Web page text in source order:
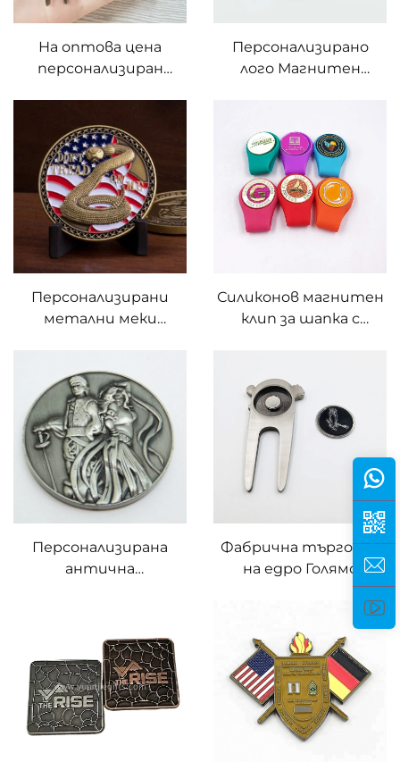
На оптова цена
персонализиран
на голф с маркер за
топка с матиран ръб,
с персонализирано
лого, инструмент за
дивоти от цинкова
сплав
Персонализирано
лого Магнитен
Персонализирани
метални меки
Силиконов магнитен
клип за шапка с
на голф
Персонализирана
антична
персонализиран
отпечатък на
историята
Фабрична търговия
на едро Голямо
античен никелов
магнитен
инструмент за
поправка на дивоти с
персонализирано лого
Метален маркер за